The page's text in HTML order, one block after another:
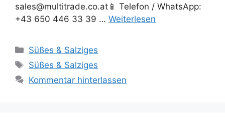
sales@multitrade.co.at📱 Telefon / WhatsApp:
+43 650 446 33 39 … Weiterlesen
Süßes & Salziges
Süßes & Salziges
Kommentar hinterlassen